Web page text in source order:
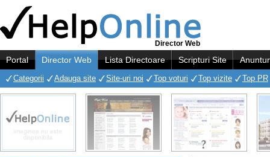
Director Web
Portal Director Web Lista Directoare Scripturi Site
Categorii Adauga site Site-uri noi Top voturi Top vizite Top PR